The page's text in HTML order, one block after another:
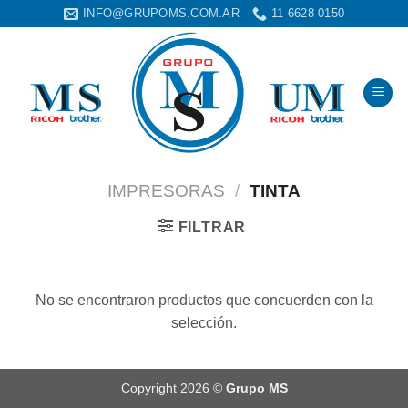
INFO@GRUPOMS.COM.AR 11 6628 0150
IMPRESORAS / TINTA
FILTRAR
No se encontraron productos que concuerden con la
selección.
Copyright 2026 © Grupo MS